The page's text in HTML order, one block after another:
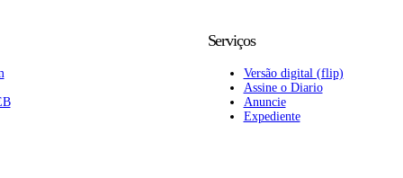
Serviços
Versão digital (flip)
Assine o Diario
Anuncie
Expediente